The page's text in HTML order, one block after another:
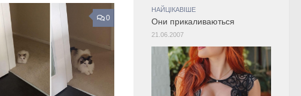
0
НАЙЦІКАВІШЕ
Они прикаливаються
21.06.2007